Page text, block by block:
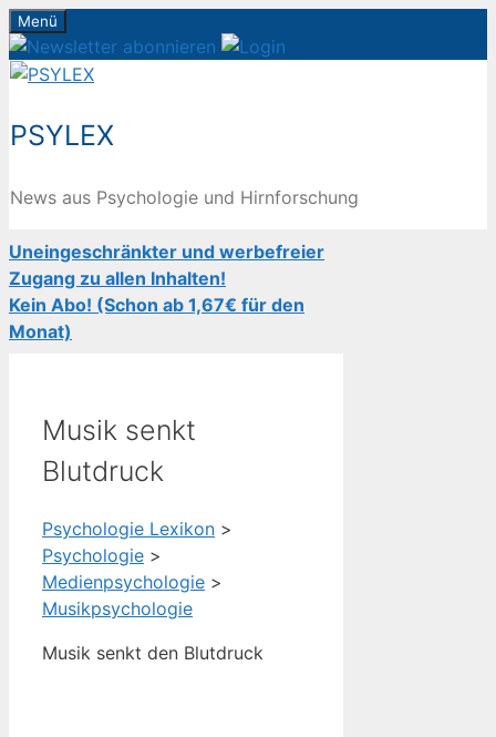
Zum
Inhalt
springen
Menü
PSYLEX
News aus Psychologie und Hirnforschung
Uneingeschränkter und werbefreier
Zugang zu allen Inhalten!
Kein Abo! (Schon ab 1,67€ für den
Monat)
Musik senkt
Blutdruck
Psychologie Lexikon >
Psychologie >
Medienpsychologie >
Musikpsychologie
Musik senkt den Blutdruck